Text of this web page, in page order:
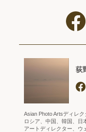
荻
Asian Photo Artsディレク
ロシア、中国、韓国、日
アートディレクター、ウ